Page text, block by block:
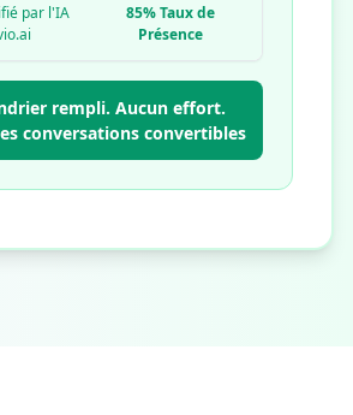
par l'IA
85% Taux de
Présence
rempli. Aucun effort.
conversations convertibles